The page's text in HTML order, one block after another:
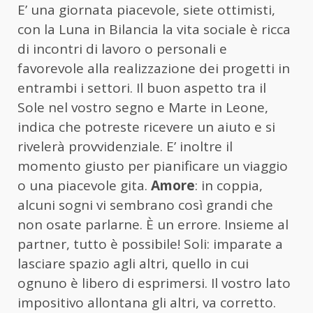
E’ una giornata piacevole, siete ottimisti,
con la Luna in Bilancia la vita sociale è ricca
di incontri di lavoro o personali e
favorevole alla realizzazione dei progetti in
entrambi i settori. Il buon aspetto tra il
Sole nel vostro segno e Marte in Leone,
indica che potreste ricevere un aiuto e si
rivelerà provvidenziale. E’ inoltre il
momento giusto per pianificare un viaggio
o una piacevole gita. Amore: in coppia,
alcuni sogni vi sembrano così grandi che
non osate parlarne. È un errore. Insieme al
partner, tutto è possibile! Soli: imparate a
lasciare spazio agli altri, quello in cui
ognuno è libero di esprimersi. Il vostro lato
impositivo allontana gli altri, va corretto.